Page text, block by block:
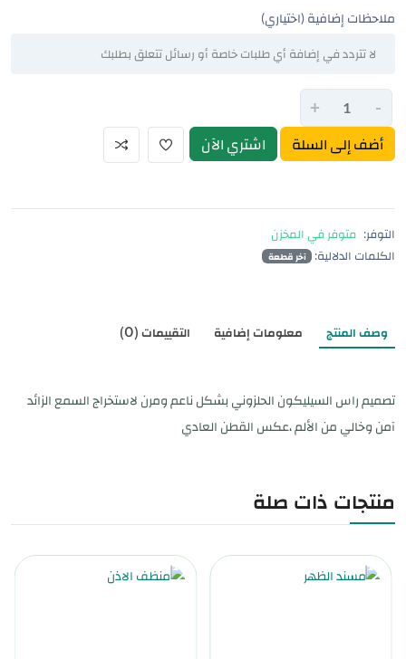
ملاحظات إضافية (اختياري)
-
+
أضف إلى السلة اشتري الآن
التوفر: متوفر في المخزن
الكلمات الدلالية:
آخر قطعة
وصف المنتج معلومات إضافية التقييمات (0)
تصميم راس السيليكون الحلزوني بشكل ناعم ومرن لاستخراج السمع الزائد
آمن وخالي من الألم ،عكس القطن العادي
منتجات ذات صلة